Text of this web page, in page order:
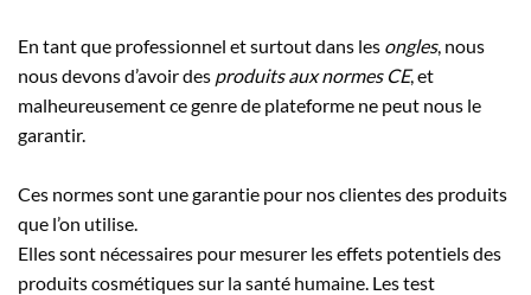
En tant que professionnel et surtout dans les ongles, nous
nous devons d’avoir des produits aux normes CE, et
malheureusement ce genre de plateforme ne peut nous le
garantir.
Ces normes sont une garantie pour nos clientes des produits
que l’on utilise.
Elles sont nécessaires pour mesurer les effets potentiels des
produits cosmétiques sur la santé humaine. Les test